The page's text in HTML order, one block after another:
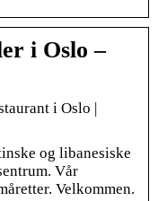
i Oslo –
i Oslo |
og libanesiske
Vår
Velkommen.